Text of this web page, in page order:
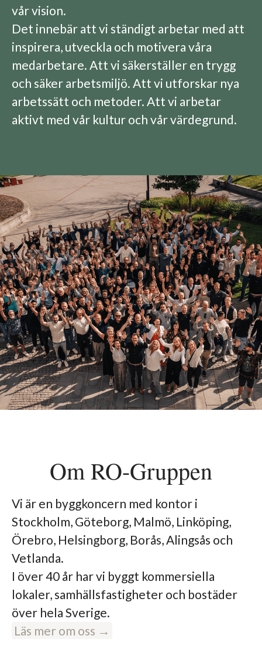
vår vision.
Det innebär att vi ständigt arbetar med att
inspirera, utveckla och motivera våra
medarbetare. Att vi säkerställer en trygg
och säker arbetsmiljö. Att vi utforskar nya
arbetssätt och metoder. Att vi arbetar
aktivt med vår kultur och vår värdegrund.
Om RO-Gruppen
Vi är en byggkoncern med kontor i
Stockholm, Göteborg, Malmö, Linköping,
Örebro, Helsingborg, Borås, Alingsås och
Vetlanda.
I över 40 år har vi byggt kommersiella
lokaler, samhällsfastigheter och bostäder
över hela Sverige.
Läs mer om oss →